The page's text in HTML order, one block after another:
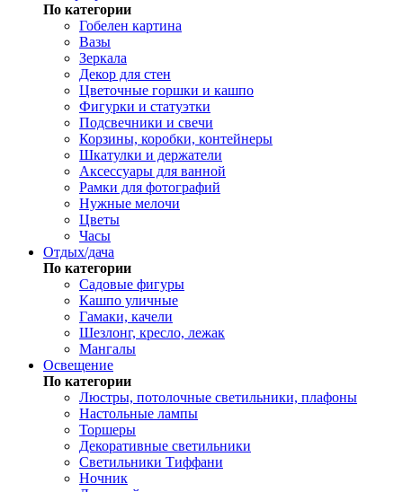
По категории
Гобелен картина
Вазы
Зеркала
Декор для стен
Цветочные горшки и кашпо
Фигурки и статуэтки
Подсвечники и свечи
Корзины, коробки, контейнеры
Шкатулки и держатели
Аксессуары для ванной
Рамки для фотографий
Нужные мелочи
Цветы
Часы
Отдых/дача
По категории
Садовые фигуры
Кашпо уличные
Гамаки, качели
Шезлонг, кресло, лежак
Мангалы
Освещение
По категории
Люстры, потолочные светильники, плафоны
Настольные лампы
Торшеры
Декоративные светильники
Светильники Тиффани
Ночник